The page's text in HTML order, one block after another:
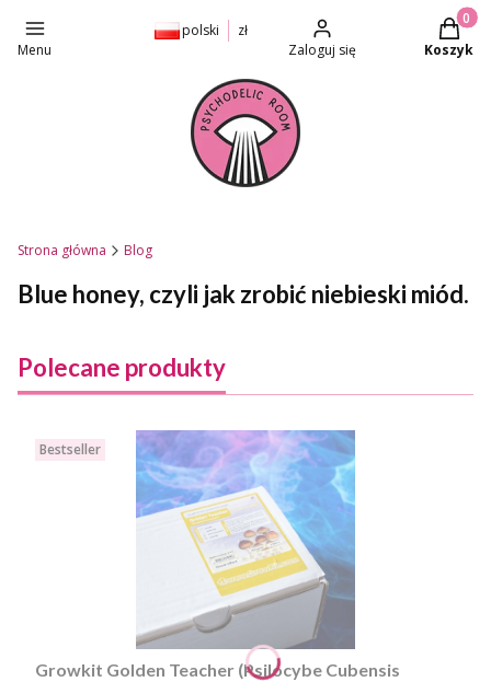
Menu
polski
zł
Zaloguj się
Koszyk
Strona główna Blog
Blue honey, czyli jak zrobić niebieski miód.
Polecane produkty
Bestseller
Growkit Golden Teacher (Psilocybe Cubensis